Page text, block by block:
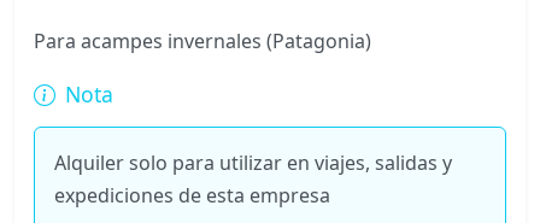
Para acampes invernales (Patagonia)
Nota
Alquiler solo para utilizar en viajes, salidas y
expediciones de esta empresa